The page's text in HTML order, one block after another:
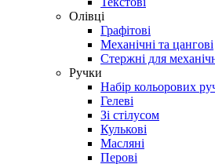
Олівці
Графітові
Механічні та цангові
Стержні для
Ручки
Набір кольорових
Гелеві
Зі стілусом
Кулькові
Масляні
Перові